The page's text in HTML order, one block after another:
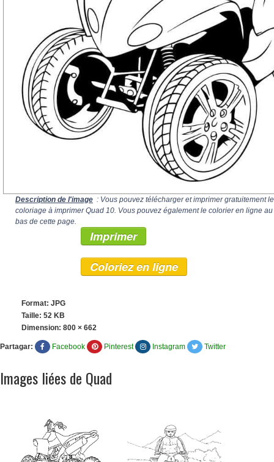
Description de l'image : Vous pouvez télécharger et imprimer gratuitement le
coloriage à imprimer Quad 10. Vous pouvez également le colorier en ligne au
bas de cette page.
Imprimer
Coloriez en ligne
Format: JPG
Taille: 52 KB
Dimension: 800 × 662
Partagar: Facebook Pinterest Instagram Twitter
Images liées de Quad